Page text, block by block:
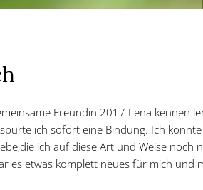
Freundin 2017 Lena kennen
ich sofort eine Bindung. Ich
ich auf diese Art und Weise noch
es etwas komplett neues für mich und